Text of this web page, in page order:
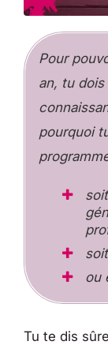
Pour
an, tu
pourquoi
ou
Tu te dis